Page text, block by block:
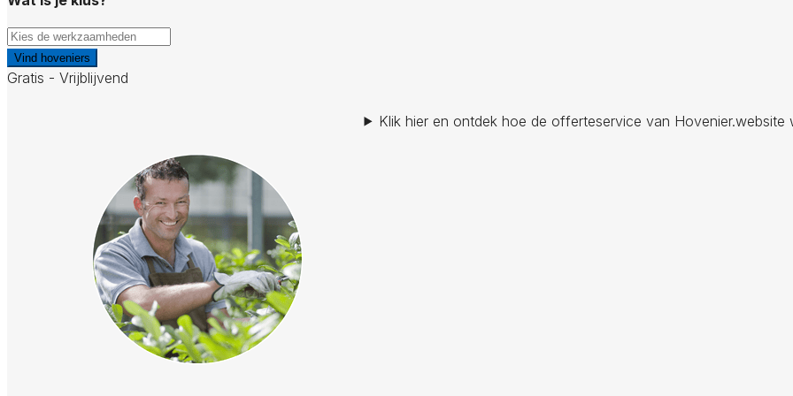
Vind hoveniers
Gratis - Vrijblijvend
Klik hier en ontdek hoe de offerteservice van Hovenier.website